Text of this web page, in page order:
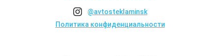
@avtosteklaminsk
Политика конфиденциальности